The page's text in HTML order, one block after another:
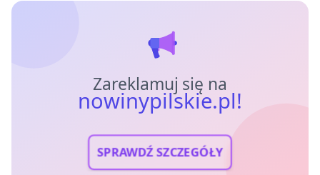
Zareklamuj się na
nowinypilskie.pl!
SPRAWDŹ SZCZEGÓŁY